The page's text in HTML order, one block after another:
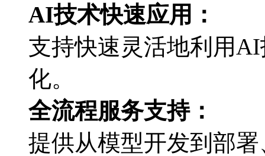
AI技术快速应用：
支持快速灵活地利用AI
化。
全流程服务支持：
提供从模型开发到部署